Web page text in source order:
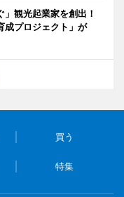
」観光起業家を創出！
成プロジェクト」が
買う
特集